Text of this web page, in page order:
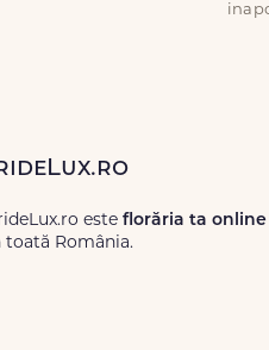
este florăria ta online
toată România.